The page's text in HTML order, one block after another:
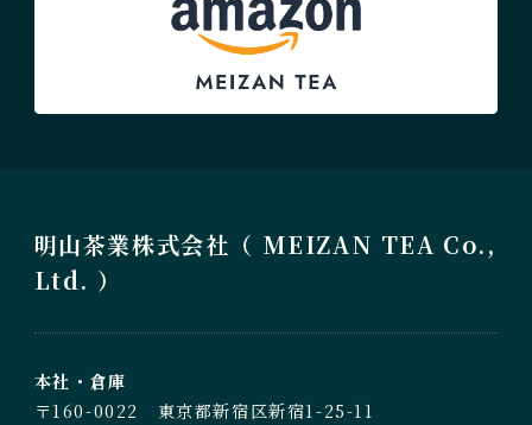
明山茶業株式会社（ MEIZAN TEA Co.,
Ltd. ）
本社・倉庫
〒160-0022 東京都新宿区新宿1-25-11